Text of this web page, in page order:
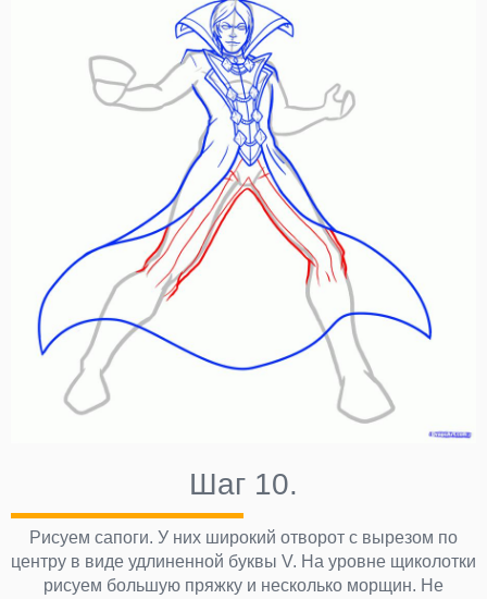
Шаг 10.
Рисуем сапоги. У них широкий отворот с вырезом по
центру в виде удлиненной буквы V. На уровне щиколотки
рисуем большую пряжку и несколько морщин. Не